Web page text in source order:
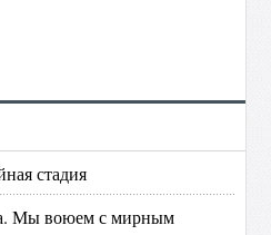
стадия
Мы воюем с мирным